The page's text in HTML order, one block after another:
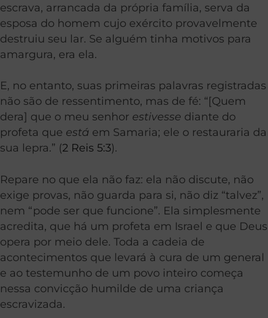
escrava, arrancada da própria família, serva da
esposa do homem cujo exército provavelmente
destruiu seu lar. Se alguém tinha motivos para
amargura, era ela.
E, no entanto, suas primeiras palavras registradas
não são de ressentimento, mas de fé: “[Quem
dera] que o meu senhor estivesse diante do
profeta que está em Samaria; ele o restauraria da
sua lepra.” (2 Reis 5:3).
Repare no que ela não faz: ela não discute, não
exige provas, não guarda para si, não diz “talvez”,
nem “pode ser que funcione”. Ela simplesmente
acredita, que há um profeta em Israel e que Deus
opera por meio dele. Toda a cadeia de
acontecimentos que levará à cura de um general
e ao testemunho de um povo inteiro começa
nessa convicção humilde de uma criança
escravizada.